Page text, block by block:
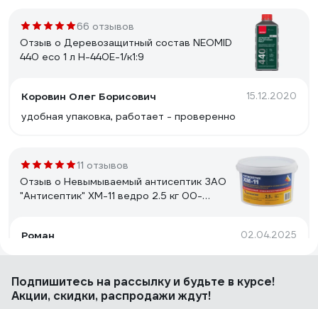
66 отзывов
Отзыв о Деревозащитный состав NEOMID
440 eco 1 л Н-440E-1/к1:9
Коровин Олег Борисович 15.12.2020
удобная упаковка, работает - проверенно
11 отзывов
Отзыв о Невымываемый антисептик ЗАО
"Антисептик" ХМ-11 ведро 2.5 кг 00-
Роман
02.04.2025
Бихромат натрия1 кг. 480 р. Медный купорос 1кг. 750
срок хранения 6 месяцев. 1000 р. переплачивать за
пластиковое ведерко не готов. А в целом это лучшее
Подпишитесь на рассылкуи будьте в курсе!
Акции, скидки, распродажи ждут!